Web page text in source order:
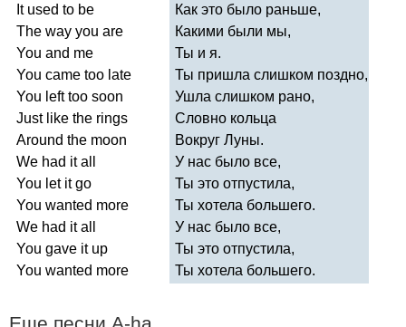
It used to be
The way you are
You and me
You came too late
You left too soon
Just like the rings
Around the moon
We had it all
You let it go
You wanted more
We had it all
You gave it up
You wanted more
Как это было раньше,
Какими были мы,
Ты и я.
Ты пришла слишком поздно,
Ушла слишком рано,
Словно кольца
Вокруг Луны.
У нас было все,
Ты это отпустила,
Ты хотела большего.
У нас было все,
Ты это отпустила,
Ты хотела большего.
Еще песни A-ha